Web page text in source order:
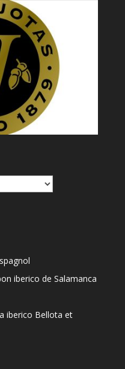
iberico de Salamanca
iberico Bellota et